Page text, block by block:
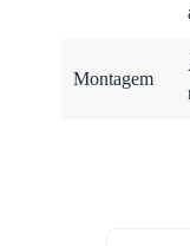
Montagem